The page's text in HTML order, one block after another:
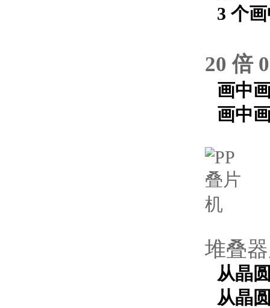
3 个
20 倍
画中
画中
堆叠
从晶
从晶